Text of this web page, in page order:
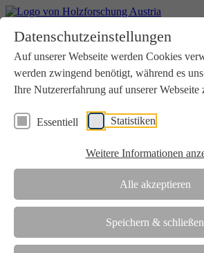
Datenschutzeinstellungen
Auf unserer Webseite werden Cookies
werden zwingend benötigt, während es
Ihre Nutzererfahrung auf unserer Webseite
Essentiell Statistiken
Weitere Informationen
Alle akzeptieren
Speichern & schließen
Aktuelles
Downloads
Kontakt
Login
Verein
Wir unterstützen die Interessen der
Zusammenarbeit mit Wissenschaft und
Die Holzforschung Austria ist akkreditierte
Team